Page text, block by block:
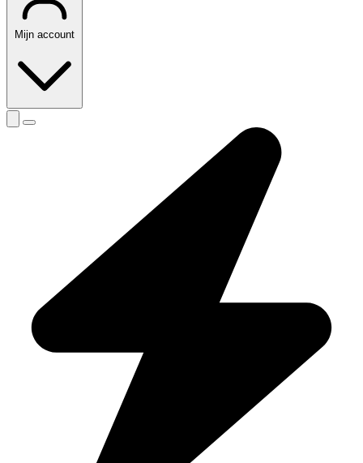
Mijn account